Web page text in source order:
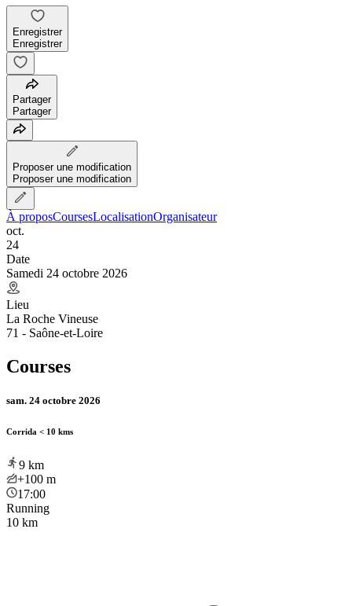
Enregistrer
Enregistrer
Partager
Partager
Proposer une modification
Proposer une modification
À proposCoursesLocalisationOrganisateur
oct.
24
Date
Samedi 24 octobre 2026
Lieu
La Roche Vineuse
71 - Saône-et-Loire
Courses
sam. 24 octobre 2026
Corrida < 10 kms
9 km
+100 m
17:00
Running
10 km